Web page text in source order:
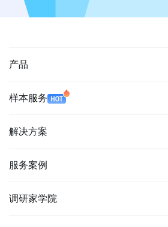
产品
样本服务
解决方案
服务案例
调研家学院